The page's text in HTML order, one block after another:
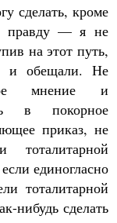
сделать, кроме
правду — я не
на этот путь,
и обещали. Не
мнение и
в покорное
приказ, не
тоталитарной
единогласно
тоталитарной
нибудь сделать